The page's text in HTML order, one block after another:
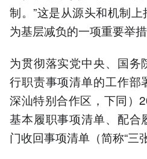
制。”这是从源头和机制
为基层减负的一项重要举措
为贯彻落实党中央、国务
行职责事项清单的工作部
深汕特别合作区，下同）
基本履职事项清单、配合
门收回事项清单（简称“三